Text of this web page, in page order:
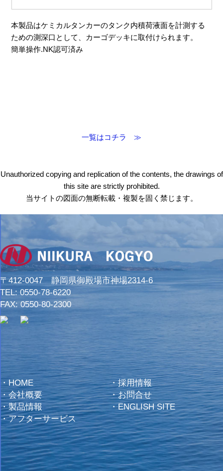
本製品はケミカルタンカーのタンク内積荷液面を計測する
ための測深口として、カーゴデッキに取付けられます。
簡単操作.NK認可済み
一覧はコチラ ≫
Unauthorized copying and replication of the contents, the drawings of
this site are strictly prohibited.
当サイトの図面の無断転載・複製を固く禁じます。
〒412-0047 静岡県御殿場市神場2314-6
TEL: 0550-78-6220
FAX: 0550-80-2300
・HOME
・会社概要
・製品情報
・アフターサービス
・採用情報
・お問合せ
・ENGLISH SITE